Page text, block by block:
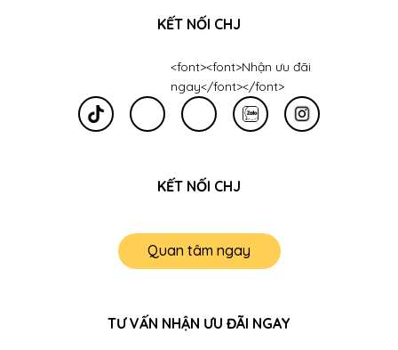
KẾT NỐI CHJ
KẾT NỐI CHJ
Quan tâm ngay
TƯ VẤN NHẬN ƯU ĐÃI NGAY
<font><font>Nhận ưu đãi
ngay</font></font>